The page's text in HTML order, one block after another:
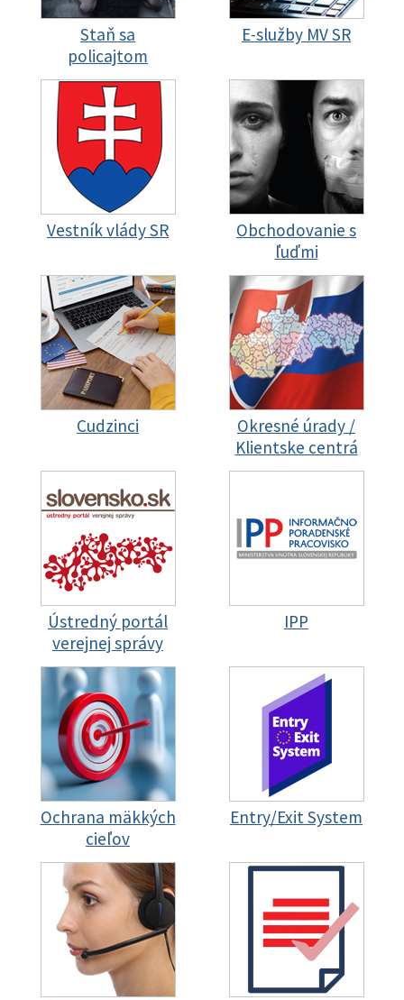
Staň sa
policajtom
E-služby MV SR
Vestník vlády SR
Obchodovanie s
ľuďmi
Cudzinci
Okresné úrady /
Klientske centrá
Ústredný portál
verejnej správy
IPP
Ochrana mäkkých
cieľov
Entry/Exit System